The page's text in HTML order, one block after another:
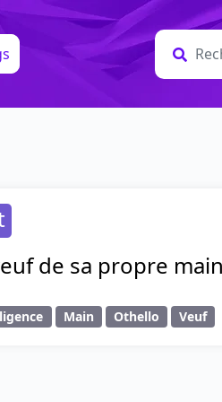
de sa propre
Main Othello Veuf